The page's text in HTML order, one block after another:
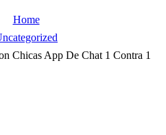
Home
Chicas App De Chat 1 Contra 1